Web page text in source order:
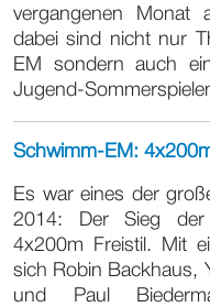
vergangenen Monat
dabei sind nicht nur
EM sondern auch
Jugend-
Schwimm-EM:
Es war eines der
2014: Der Sieg
4x200m Freistil. Mit
sich Robin Backhaus,
und Paul